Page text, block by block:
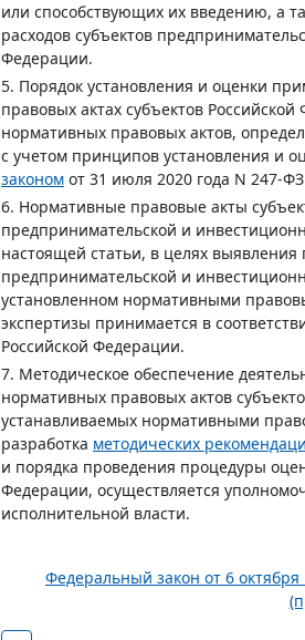
или способствующих их введению, а
расходов субъектов
Федерации.
5. Порядок установления и оценки
правовых актах субъектов
нормативных правовых актов,
с учетом принципов установления и
законом от 31 июля 2020 года N 247-
6. Нормативные правовые акты
предпринимательской и
настоящей статьи, в целях
предпринимательской и
установленном нормативными
экспертизы принимается в
Российской Федерации.
7. Методическое обеспечение
нормативных правовых актов
устанавливаемых нормативными
разработка методических
и порядка проведения процедуры
Федерации, осуществляется
исполнительной власти.
Федеральный закон от 6